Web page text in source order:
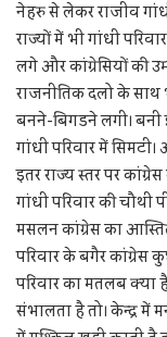
नेहरु से लेकर राजीव
राज्यों में भी गांधी
लगे और कांग्रेसियों की
राजनीतिक दलो के साथ
बनने-बिगडने लगी। बनी
गांधी परिवार में
इतर राज्य स्तर पर
गांधी परिवार की चौथी
मसलन कांग्रेस का
परिवार के बगैर कांग्रेस
परिवार का मतलब क्या
संभालता है तो। केन्द्र में